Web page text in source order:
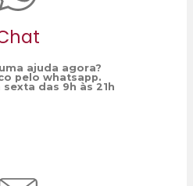
ajuda agora?
pelo whatsapp.
das 9h às 21h